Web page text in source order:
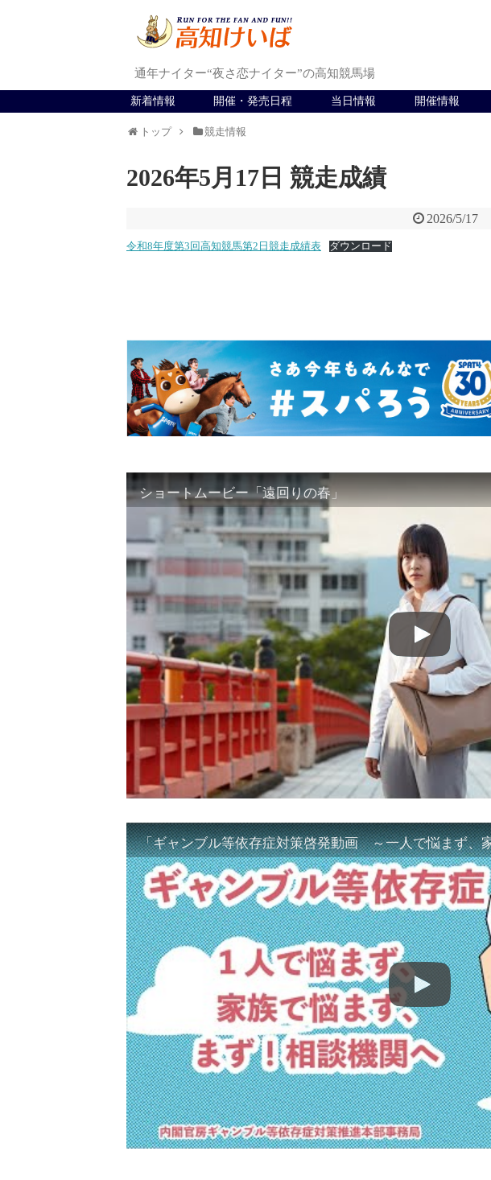
通年ナイター“夜さ恋ナイター”の高知競馬場
新着情報 開催・発売日程 当日情報 開催情報
トップ 競走情報
2026年5月17日 競走成績
2026/5/17
令和8年度第3回高知競馬第2日競走成績表 ダウンロード
ショートムービー「遠回りの春」